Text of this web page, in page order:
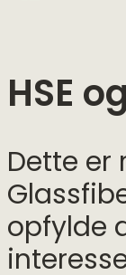
HSE
Dette er
opfylde